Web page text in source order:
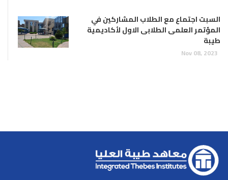
السبت اجتماع مع الطلاب المشاركين في
المؤتمر العلمى الطلابى الاول لأكاديمية
طيبة
Nov 08, 2023